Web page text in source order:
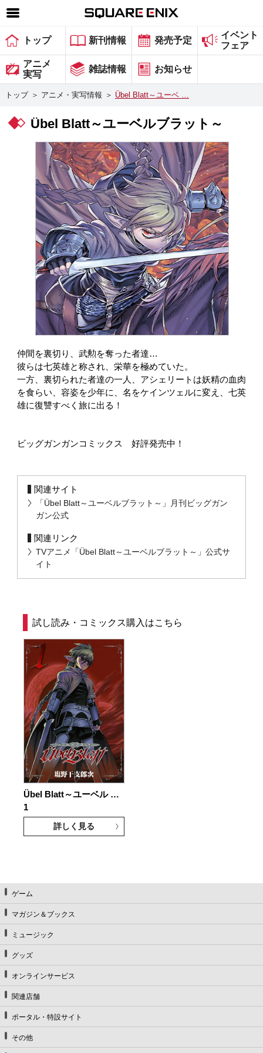
SQUARE ENIX 公式サイトメニュー
ゲーム
マガジン＆ブックス
グッズ
メンバーズ
会社情報 採用情報
スクウェア・エニックス サイト内検索
トップ 新刊情報 発売予定
イベント
フェア
アニメ
実写
雑誌情報 お知らせ
トップ ＞ アニメ・実写情報 ＞ Übel Blatt～ユーベ …
Übel Blatt～ユーベルブラット～
仲間を裏切り、武勲を奪った者達…
彼らは七英雄と称され、栄華を極めていた。
一方、裏切られた者達の一人、アシェリートは妖精の血肉
を食らい、容姿を少年に、名をケインツェルに変え、七英
雄に復讐すべく旅に出る！
ビッグガンガンコミックス 好評発売中！
関連サイト
「Übel Blatt～ユーベルブラット～」月刊ビッグガン
ガン公式
関連リンク
TVアニメ「Übel Blatt～ユーベルブラット～」公式サ
イト
試し読み・コミックス購入はこちら
Übel Blatt～ユーベル …
1
詳しく見る
ゲーム
マガジン＆ブックス
ミュージック
グッズ
オンラインサービス
関連店舗
ポータル・特設サイト
その他